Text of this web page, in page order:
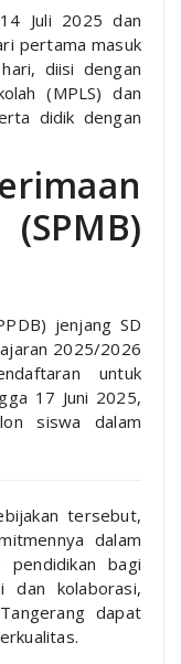
Juli 2025 dan
pertama masuk
diisi dengan
(MPLS) dan
didik dengan
jenjang SD
2025/2026
untuk
17 Juni 2025,
siswa dalam
tersebut,
dalam
pendidikan bagi
dan kolaborasi,
dapat